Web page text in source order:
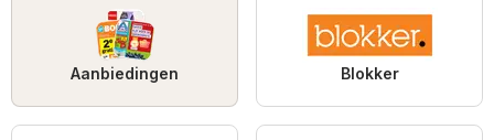
Aanbiedingen Blokker